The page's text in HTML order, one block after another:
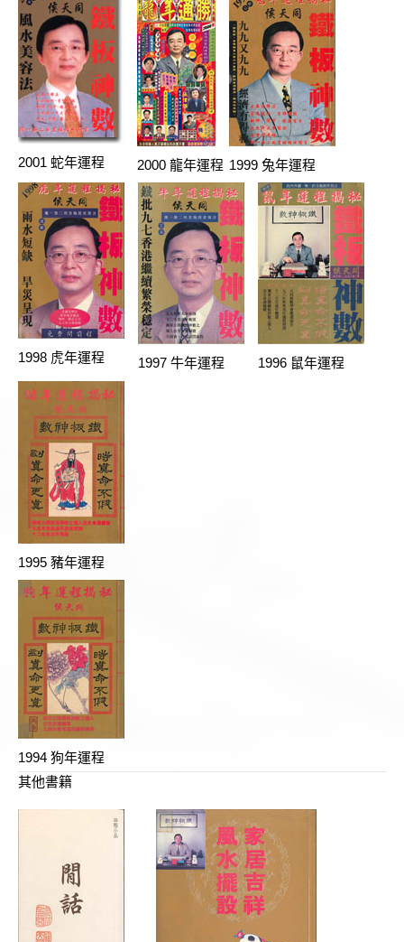
2001 蛇年運程 2000 龍年運程 1999 兔年運程
1998 虎年運程 1997 牛年運程 1996 鼠年運程
1995 豬年運程
1994 狗年運程
其他書籍